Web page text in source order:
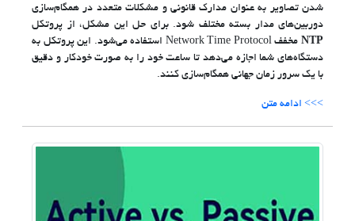
شدن تصاویر به عنوان مدارک قانونی و مشکلات متعدد در همگام‌سازی
دوربین‌های مدار بسته مختلف شود. برای حل این مشکل، از پروتکل
NTP
مخفف Network Time Protocol استفاده می‌شود. این پروتکل به
دستگاه‌های شما اجازه می‌دهد تا ساعت خود را به صورت خودکار و دقیق
با یک سرور زمان جهانی همگام‌سازی کنند.
>>> ادامه متن